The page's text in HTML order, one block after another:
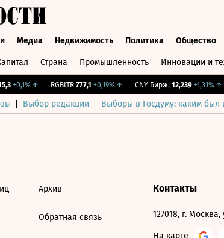
Медиа Недвижимость Политика Общество
Страна Промышленность Инновации и
+0,1%↑ RGBITR 777,1 +0,19%↑ CNY Бирж. 12,239 +1,31%↑
Выбор редакции Выборы в Госдуму: каким был
Архив
Обратная связь
Контакты
127018, г.
На карте